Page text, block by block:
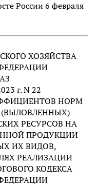
России 6 февраля
ХОЗЯЙСТВА
г. N 22
НОРМ
РЕСУРСОВ НА
ПРОДУКЦИИ
ИХ ВИДОВ,
РЕАЛИЗАЦИИ
КОДЕКСА